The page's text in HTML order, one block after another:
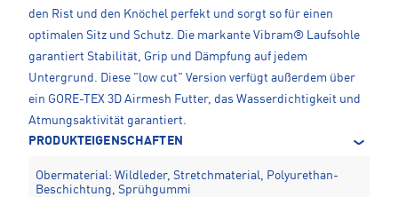
den Rist und den Knöchel perfekt und sorgt so für einen
optimalen Sitz und Schutz. Die markante Vibram® Laufsohle
garantiert Stabilität, Grip und Dämpfung auf jedem
Untergrund. Diese "low cut" Version verfügt außerdem über
ein GORE-TEX 3D Airmesh Futter, das Wasserdichtigkeit und
Atmungsaktivität garantiert.
PRODUKTEIGENSCHAFTEN
Obermaterial: Wildleder, Stretchmaterial, Polyurethan-
Beschichtung, Sprühgummi